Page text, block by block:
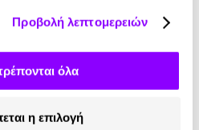
Προβολή λεπτομερειών
όλα
η επιλογή